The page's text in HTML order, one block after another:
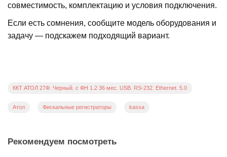
совместимость, комплектацию и условия подключения.
Если есть сомнения, сообщите модель оборудования и
задачу — подскажем подходящий вариант.
ККТ АТОЛ 27Ф. Черный. с ФН 1.2 36 мес. USB. RS-232. Ethernet. 5.0
Атол Фискальные регистраторы kassa
Рекомендуем посмотреть